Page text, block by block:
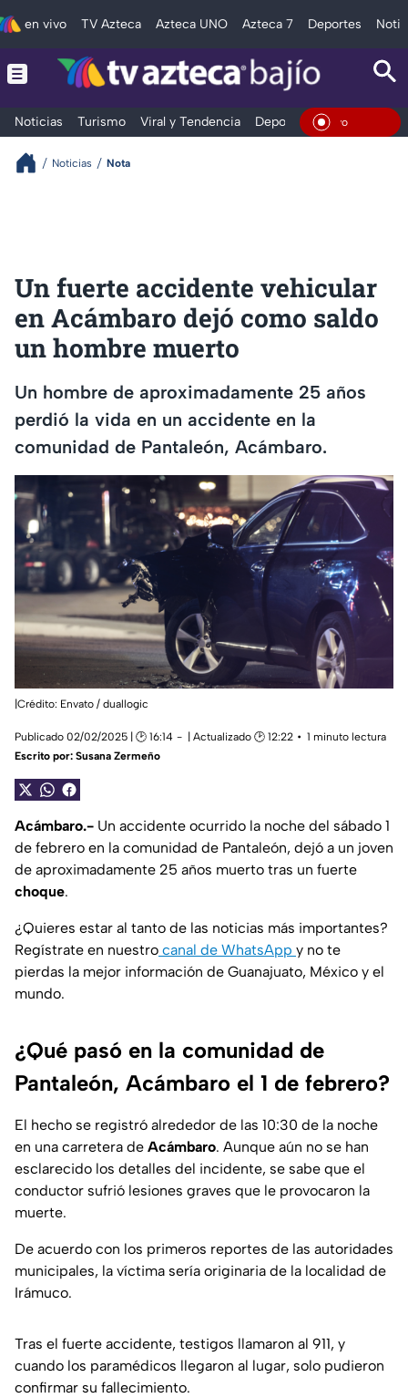
en vivo TV Azteca Azteca UNO Azteca 7 Deportes
Noticias Turismo Viral y Tendencia Deportes Espectáculos
En Vivo
Noticias Nota
Un fuerte accidente vehicular
en Acámbaro dejó como saldo
un hombre muerto
Un hombre de aproximadamente 25 años
perdió la vida en un accidente en la
comunidad de Pantaleón, Acámbaro.
|Crédito: Envato / duallogic
Publicado 02/02/2025 | 🕑 16:14 | Actualizado 🕑 12:22
1 minuto lectura
Escrito por: Susana Zermeño
Acámbaro.- Un accidente ocurrido la noche del sábado 1
de febrero en la comunidad de Pantaleón, dejó a un joven
de aproximadamente 25 años muerto tras un fuerte
choque.
¿Quieres estar al tanto de las noticias más importantes?
Regístrate en nuestro canal de WhatsApp y no te
pierdas la mejor información de Guanajuato, México y el
mundo.
¿Qué pasó en la comunidad de
Pantaleón, Acámbaro el 1 de febrero?
El hecho se registró alrededor de las 10:30 de la noche
en una carretera de Acámbaro. Aunque aún no se han
esclarecido los detalles del incidente, se sabe que el
conductor sufrió lesiones graves que le provocaron la
muerte.
De acuerdo con los primeros reportes de las autoridades
municipales, la víctima sería originaria de la localidad de
Irámuco.
Tras el fuerte accidente, testigos llamaron al 911, y
cuando los paramédicos llegaron al lugar, solo pudieron
confirmar su fallecimiento.